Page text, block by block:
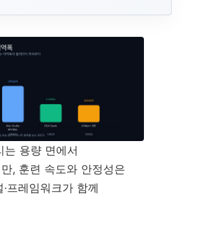
는 용량 면에서
, 훈련 속도와 안정성은
·프레임워크가 함께